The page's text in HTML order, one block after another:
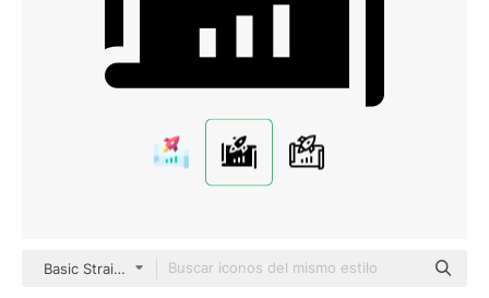
Basic Straight Filled